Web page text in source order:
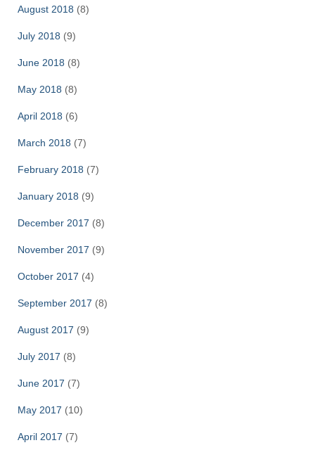
August 2018 (8)
July 2018 (9)
June 2018 (8)
May 2018 (8)
April 2018 (6)
March 2018 (7)
February 2018 (7)
January 2018 (9)
December 2017 (8)
November 2017 (9)
October 2017 (4)
September 2017 (8)
August 2017 (9)
July 2017 (8)
June 2017 (7)
May 2017 (10)
April 2017 (7)